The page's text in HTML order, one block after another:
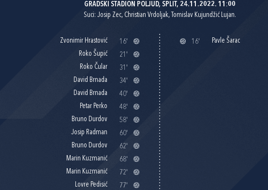
GRADSKI STADION POLJUD, SPLIT, 24.11.2022. 11:00
Suci: Josip Zec, Christian Vrdoljak, Tomislav Kujundžić Lujan.
Zvonimir Hrastović
16'
Roko Šupić
21'
Roko Čular
31'
David Brnada
34'
David Brnada
40'
Petar Perko
48'
Bruno Durdov
58'
Josip Radman
60'
Bruno Durdov
62'
Marin Kuzmanić
68'
Marin Kuzmanić
72'
Lovre Pedisić
77'
16' Pavle Šarac